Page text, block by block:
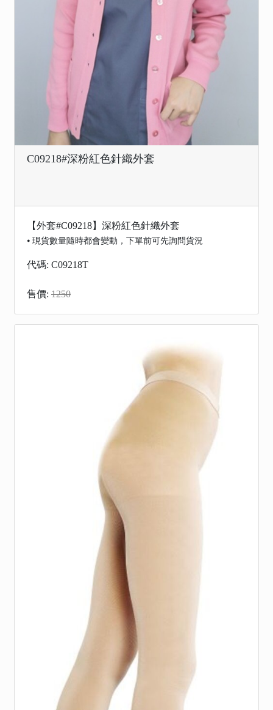
C09218#深粉紅色針織外套
【外套#C09218】深粉紅色針織外套
⦁ 現貨數量隨時都會變動，下單前可先詢問貨況
代碼: C09218T
售價: 1250